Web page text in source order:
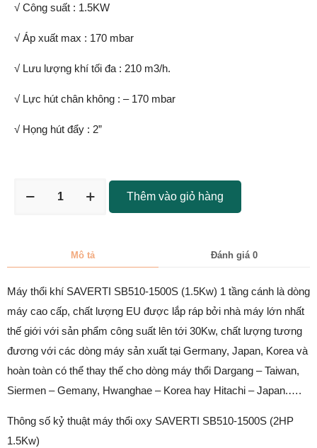
√ Công suất : 1.5KW
√ Áp xuất max : 170 mbar
√ Lưu lượng khí tối đa : 210 m3/h.
√ Lực hút chân không : – 170 mbar
√ Họng hút đẩy : 2”
Thêm vào giỏ hàng
Mô tả Đánh giá 0
Máy thổi khí SAVERTI SB510-1500S (1.5Kw) 1 tầng cánh là dòng
máy cao cấp, chất lượng EU được lắp ráp bởi nhà máy lớn nhất
thế giới với sản phẩm công suất lên tới 30Kw, chất lượng tương
đương với các dòng máy sản xuất tại Germany, Japan, Korea và
hoàn toàn có thể thay thế cho dòng máy thổi Dargang – Taiwan,
Siermen – Gemany, Hwanghae – Korea hay Hitachi – Japan.….
Thông số kỷ thuật máy thổi oxy SAVERTI SB510-1500S (2HP
1.5Kw)